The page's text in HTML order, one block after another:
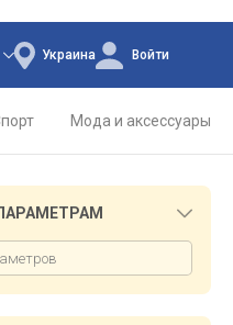
Украина Войти
Мода и аксессуары